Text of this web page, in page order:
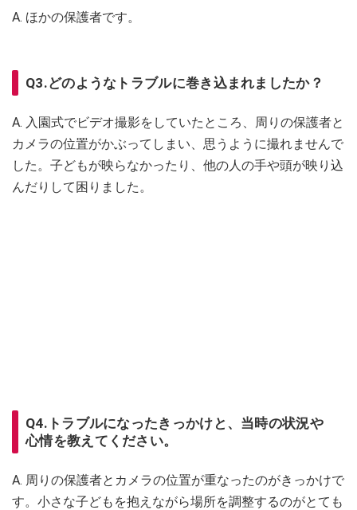
A. ほかの保護者です。
Q3.どのようなトラブルに巻き込まれましたか？
A. 入園式でビデオ撮影をしていたところ、周りの保護者と
カメラの位置がかぶってしまい、思うように撮れませんで
した。子どもが映らなかったり、他の人の手や頭が映り込
んだりして困りました。
Q4.トラブルになったきっかけと、当時の状況や
心情を教えてください。
A. 周りの保護者とカメラの位置が重なったのがきっかけで
す。小さな子どもを抱えながら場所を調整するのがとても